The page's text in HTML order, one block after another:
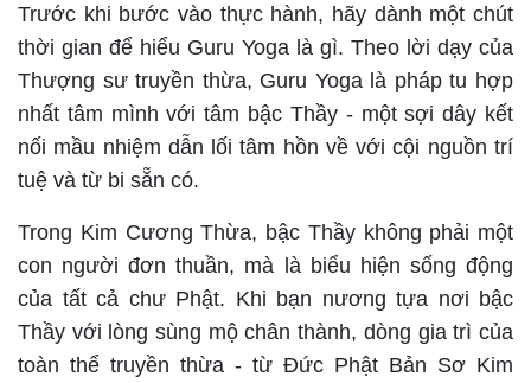
Trước khi bước vào thực hành, hãy dành một chút
thời gian để hiểu Guru Yoga là gì. Theo lời dạy của
Thượng sư truyền thừa, Guru Yoga là pháp tu hợp
nhất tâm mình với tâm bậc Thầy - một sợi dây kết
nối mầu nhiệm dẫn lối tâm hồn về với cội nguồn trí
tuệ và từ bi sẵn có.
Trong Kim Cương Thừa, bậc Thầy không phải một
con người đơn thuần, mà là biểu hiện sống động
của tất cả chư Phật. Khi bạn nương tựa nơi bậc
Thầy với lòng sùng mộ chân thành, dòng gia trì của
toàn thể truyền thừa - từ Đức Phật Bản Sơ Kim